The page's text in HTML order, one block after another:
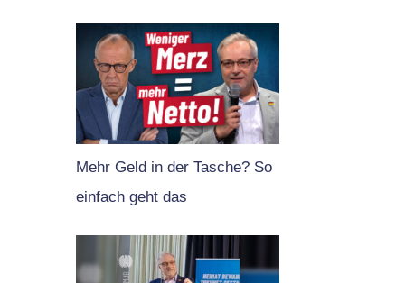
Mehr Geld in der Tasche? So
einfach geht das